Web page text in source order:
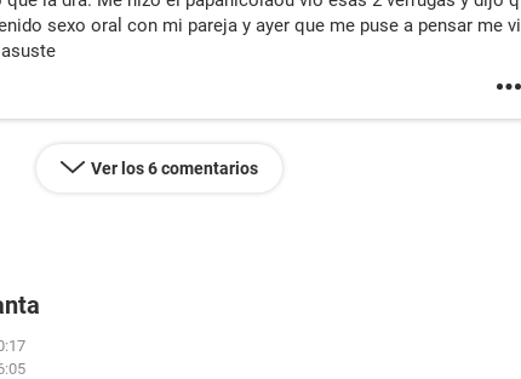
sexo oral con mi pareja y ayer que me puse a pensar me vi
Ver los 6 comentarios